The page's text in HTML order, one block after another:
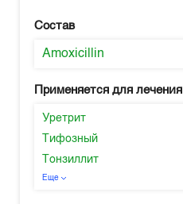
Состав
Amoxicillin
Применяется для лечения
Уретрит
Тифозный
Тонзиллит
Еще